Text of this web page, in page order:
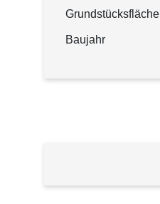
Grundstücksfläche
Baujahr